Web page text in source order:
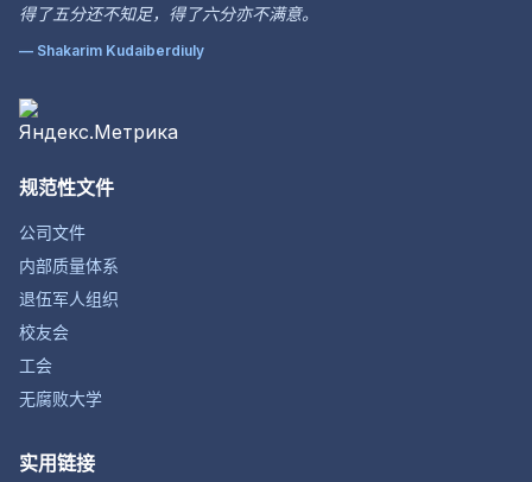
得了五分还不知足，得了六分亦不满意。
— Shakarim Kudaiberdiuly
规范性文件
公司文件
内部质量体系
退伍军人组织
校友会
工会
无腐败大学
实用链接